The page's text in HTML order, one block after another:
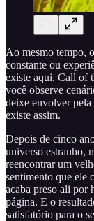
Ao mesmo tempo,
constante ou
existe aqui. Call of
você observe
deixe envolver pela
existe assim.
Depois de cinco
universo estranho,
reencontrar um
sentimento que ele
acaba preso ali por
página. E o
satisfatório para o